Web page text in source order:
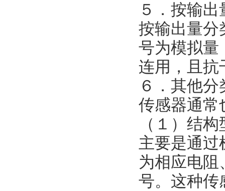
５．按输出
按输出量分
号为模拟量
连用，且抗
６．其他分
传感器通常
（１）结构
主要是通过
为相应电阻
号。这种传